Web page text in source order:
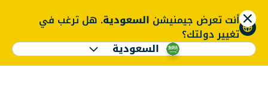
أنت تعرض جيمنيشن السعودية. هل ترغب في
تغيير دولتك؟
السعودية
ENGLISH